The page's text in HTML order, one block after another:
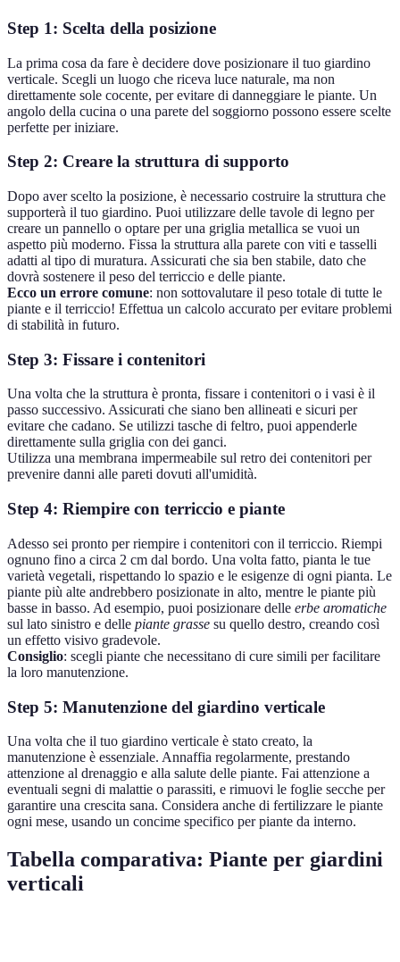
Step 1: Scelta della posizione
La prima cosa da fare è decidere dove posizionare il tuo giardino
verticale. Scegli un luogo che riceva luce naturale, ma non
direttamente sole cocente, per evitare di danneggiare le piante. Un
angolo della cucina o una parete del soggiorno possono essere scelte
perfette per iniziare.
Step 2: Creare la struttura di supporto
Dopo aver scelto la posizione, è necessario costruire la struttura che
supporterà il tuo giardino. Puoi utilizzare delle tavole di legno per
creare un pannello o optare per una griglia metallica se vuoi un
aspetto più moderno. Fissa la struttura alla parete con viti e tasselli
adatti al tipo di muratura. Assicurati che sia ben stabile, dato che
dovrà sostenere il peso del terriccio e delle piante.
Ecco un errore comune: non sottovalutare il peso totale di tutte le
piante e il terriccio! Effettua un calcolo accurato per evitare problemi
di stabilità in futuro.
Step 3: Fissare i contenitori
Una volta che la struttura è pronta, fissare i contenitori o i vasi è il
passo successivo. Assicurati che siano ben allineati e sicuri per
evitare che cadano. Se utilizzi tasche di feltro, puoi appenderle
direttamente sulla griglia con dei ganci.
Utilizza una membrana impermeabile sul retro dei contenitori per
prevenire danni alle pareti dovuti all'umidità.
Step 4: Riempire con terriccio e piante
Adesso sei pronto per riempire i contenitori con il terriccio. Riempi
ognuno fino a circa 2 cm dal bordo. Una volta fatto, pianta le tue
varietà vegetali, rispettando lo spazio e le esigenze di ogni pianta. Le
piante più alte andrebbero posizionate in alto, mentre le piante più
basse in basso. Ad esempio, puoi posizionare delle erbe aromatiche
sul lato sinistro e delle piante grasse su quello destro, creando così
un effetto visivo gradevole.
Consiglio: scegli piante che necessitano di cure simili per facilitare
la loro manutenzione.
Step 5: Manutenzione del giardino verticale
Una volta che il tuo giardino verticale è stato creato, la
manutenzione è essenziale. Annaffia regolarmente, prestando
attenzione al drenaggio e alla salute delle piante. Fai attenzione a
eventuali segni di malattie o parassiti, e rimuovi le foglie secche per
garantire una crescita sana. Considera anche di fertilizzare le piante
ogni mese, usando un concime specifico per piante da interno.
Tabella comparativa: Piante per giardini
verticali